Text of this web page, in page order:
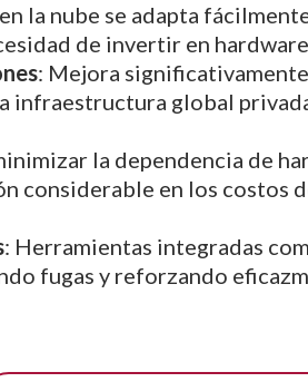
la nube se adapta
de invertir en
: Mejora
infraestructura global
la dependencia de
considerable en los costos
: Herramientas integradas
fugas y reforzando